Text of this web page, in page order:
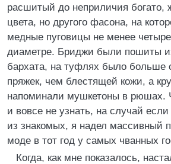
расшитый до неприличия богато,
цвета, но другого фасона, на
медные пуговицы не менее
диаметре. Бриджи были пошиты
бархата, на туфлях было больше
пряжек, чем блестящей кожи, а
напоминали мушкетоны в рюшах.
и вовсе не узнать, на случай если
из знакомых, я надел массивный
моде в тот год у самых чванных
Когда, как мне показалось,